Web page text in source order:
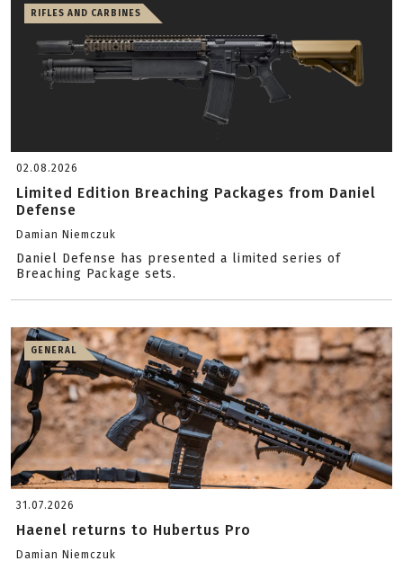
RIFLES AND CARBINES
02.08.2026
Limited Edition Breaching Packages from Daniel
Defense
Damian Niemczuk
Daniel Defense has presented a limited series of
Breaching Package sets.
GENERAL
31.07.2026
Haenel returns to Hubertus Pro
Damian Niemczuk